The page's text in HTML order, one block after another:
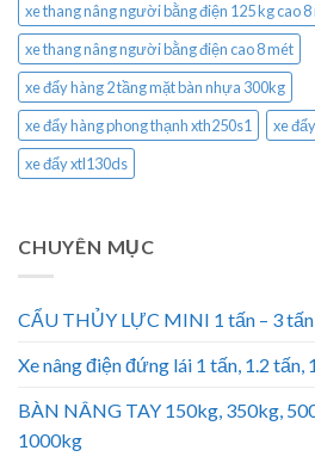
xe thang nâng người bằng điện 125 kg cao
xe thang nâng người bằng điện cao 8 mét
xe đẩy hàng 2 tầng mặt bàn nhựa 300kg
xe đẩy hàng phong thạnh xth250s1
xe
xe đẩy xtl130ds
CHUYÊN MỤC
CẨU THỦY LỰC MINI 1 tấn – 3 tấn
Xe nâng điện đứng lái 1 tấn, 1.2 tấn,
BÀN NÂNG TAY 150kg, 350kg,
1000kg